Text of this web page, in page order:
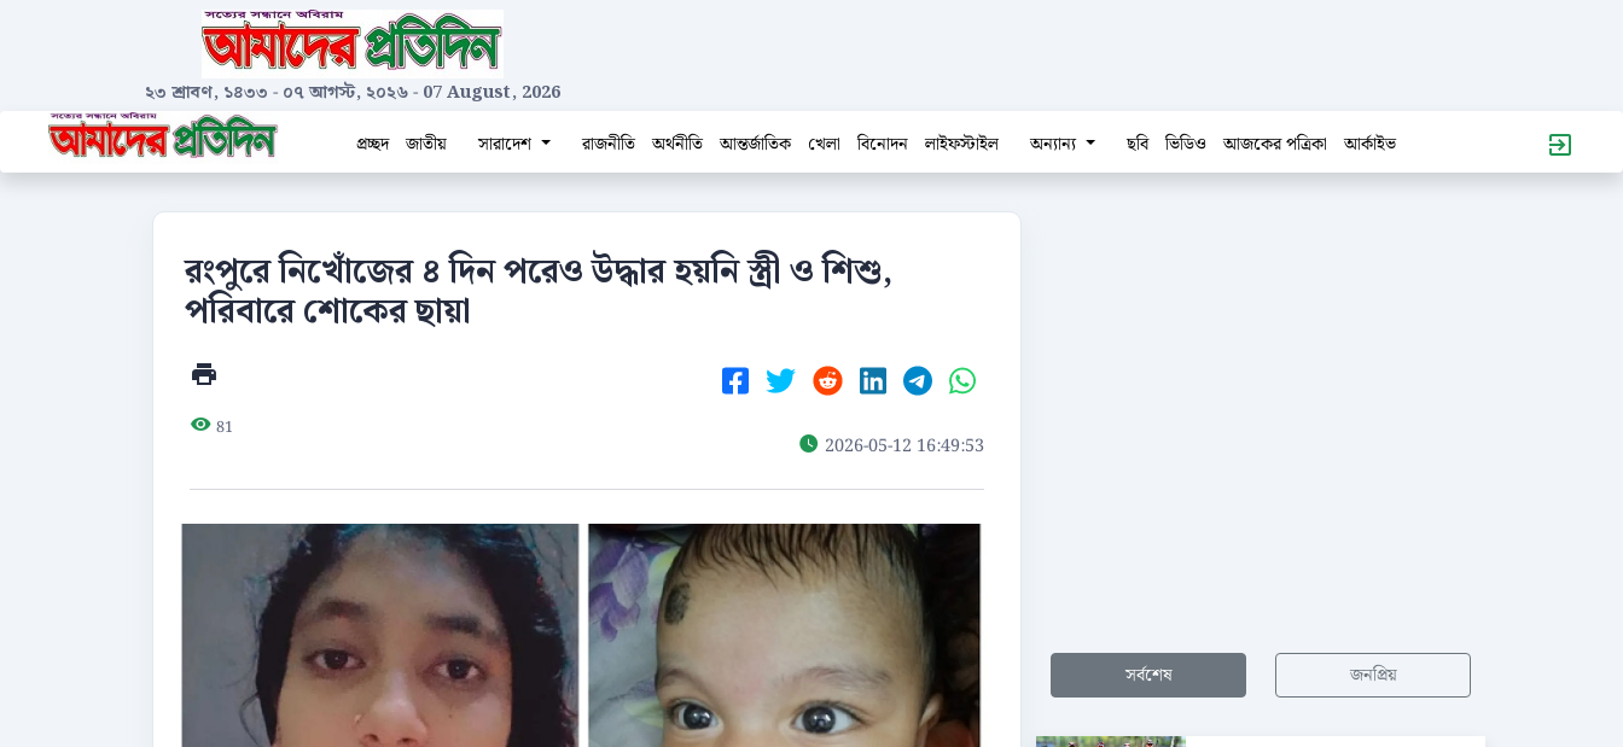
২৩ শ্রাবণ, ১৪৩৩ - ০৭ আগস্ট, ২০২৬- 07 August, 2026
প্রচ্ছদ
জাতীয় সারাদেশ রাজনীতি অর্থনীতি আন্তর্জাতিক খেলা বিনোদন লাইফস্টাইল অন্যান্য ছবি ভিডিও আজকের পত্রিকা আর্কাইভ
রংপুরে নিখোঁজের ৪ দিন পরেও উদ্ধার হয়নি স্ত্রী ও শিশু,
পরিবারে শোকের ছায়া
81
2026-05-12 16:49:53
সর্বশেষ জনপ্রিয়